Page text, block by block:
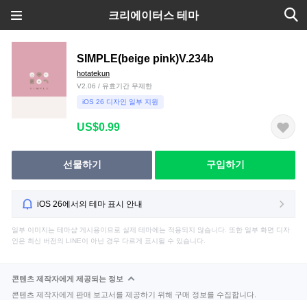
크리에이터스 테마
SIMPLE(beige pink)V.234b
hotatekun
V2.06 / 유효기간 무제한
iOS 26 디자인 일부 지원
US$0.99
선물하기 구입하기
iOS 26에서의 테마 표시 안내
일부 이미지는 테마샵 게시용이므로 실제 테마에는 적용되지 않습니다. 또한 일부 화면 디자
인은 최신 버전의 LINE이 아닌 경우 다르게 표시될 수 있습니다.
콘텐츠 제작자에게 제공되는 정보
콘텐츠 제작자에게 판매 보고서를 제공하기 위해 구매 정보를 수집합니다.